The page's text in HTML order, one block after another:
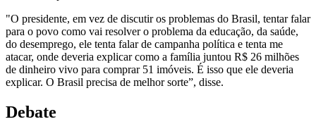
"O presidente, em vez de discutir os problemas do Brasil, tentar falar
para o povo como vai resolver o problema da educação, da saúde,
do desemprego, ele tenta falar de campanha política e tenta me
atacar, onde deveria explicar como a família juntou R$ 26 milhões
de dinheiro vivo para comprar 51 imóveis. É isso que ele deveria
explicar. O Brasil precisa de melhor sorte”, disse.
Debate